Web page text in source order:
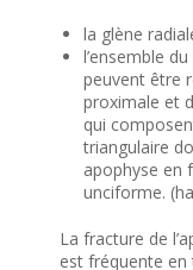
la glène
l’ensemble
peuvent être
proximale et
qui
triangulaire
apophyse en
unciforme.
La fracture de
est fréquente